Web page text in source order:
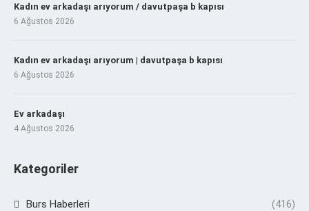
Kadın ev arkadaşı arıyorum / davutpaşa b kapısı
6 Ağustos 2026
Kadın ev arkadaşı arıyorum | davutpaşa b kapısı
6 Ağustos 2026
Ev arkadaşı
4 Ağustos 2026
Kategoriler
Burs Haberleri (416)